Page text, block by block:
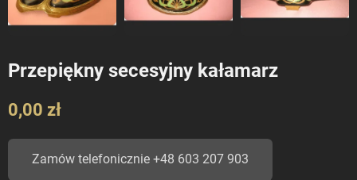
Przepiękny secesyjny kałamarz
0,00 zł
Zamów telefonicznie +48 603 207 903